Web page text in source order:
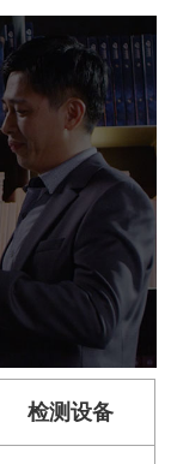
检测设备